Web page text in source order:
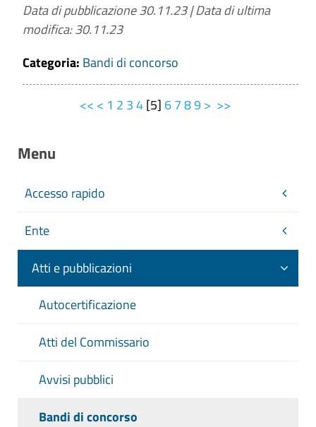
Data di pubblicazione 30.11.23|Data di ultima
modifica: 30.11.23
Categoria: Bandi di concorso
<< < 1 2 34[5] 6789> >>
Menu
Accesso rapido
Ente
Atti e pubblicazioni
Autocertificazione
Atti del Commissario
Avvisi pubblici
Bandi di concorso